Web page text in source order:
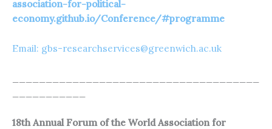
association-for-political-
economy.github.io/Conference/#programme
Email: gbs-researchservices@greenwich.ac.uk
18th Annual Forum of the World Association for